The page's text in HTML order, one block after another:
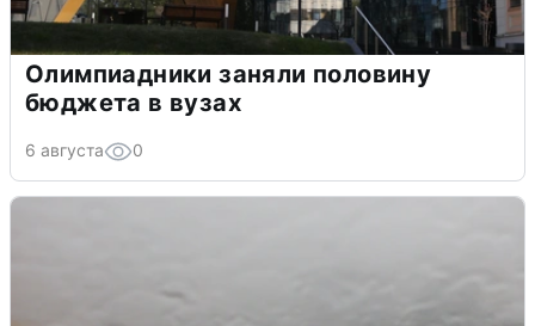
Олимпиадники заняли половину
бюджета в вузах
6 августа 0